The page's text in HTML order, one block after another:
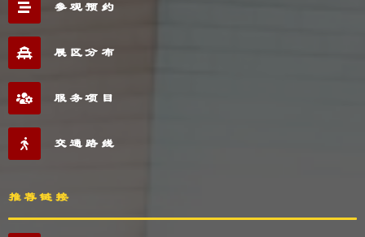
参观预约
展区分布
服务项目
交通路线
推荐链接